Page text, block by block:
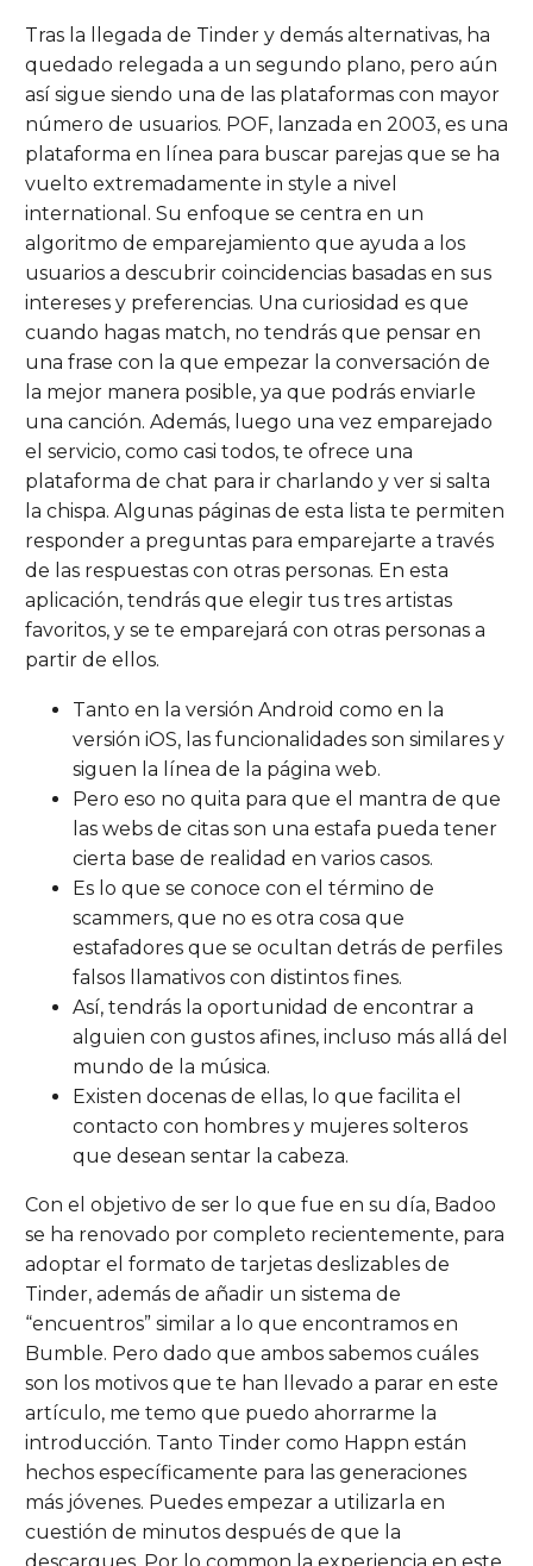
Tras la llegada de Tinder y demás alternativas, ha
quedado relegada a un segundo plano, pero aún
así sigue siendo una de las plataformas con mayor
número de usuarios. POF, lanzada en 2003, es una
plataforma en línea para buscar parejas que se ha
vuelto extremadamente in style a nivel
international. Su enfoque se centra en un
algoritmo de emparejamiento que ayuda a los
usuarios a descubrir coincidencias basadas en sus
intereses y preferencias. Una curiosidad es que
cuando hagas match, no tendrás que pensar en
una frase con la que empezar la conversación de
la mejor manera posible, ya que podrás enviarle
una canción. Además, luego una vez emparejado
el servicio, como casi todos, te ofrece una
plataforma de chat para ir charlando y ver si salta
la chispa. Algunas páginas de esta lista te permiten
responder a preguntas para emparejarte a través
de las respuestas con otras personas. En esta
aplicación, tendrás que elegir tus tres artistas
favoritos, y se te emparejará con otras personas a
partir de ellos.
Tanto en la versión Android como en la
versión iOS, las funcionalidades son similares y
siguen la línea de la página web.
Pero eso no quita para que el mantra de que
las webs de citas son una estafa pueda tener
cierta base de realidad en varios casos.
Es lo que se conoce con el término de
scammers, que no es otra cosa que
estafadores que se ocultan detrás de perfiles
falsos llamativos con distintos fines.
Así, tendrás la oportunidad de encontrar a
alguien con gustos afines, incluso más allá del
mundo de la música.
Existen docenas de ellas, lo que facilita el
contacto con hombres y mujeres solteros
que desean sentar la cabeza.
Con el objetivo de ser lo que fue en su día, Badoo
se ha renovado por completo recientemente, para
adoptar el formato de tarjetas deslizables de
Tinder, además de añadir un sistema de
“encuentros” similar a lo que encontramos en
Bumble. Pero dado que ambos sabemos cuáles
son los motivos que te han llevado a parar en este
artículo, me temo que puedo ahorrarme la
introducción. Tanto Tinder como Happn están
hechos específicamente para las generaciones
más jóvenes. Puedes empezar a utilizarla en
cuestión de minutos después de que la